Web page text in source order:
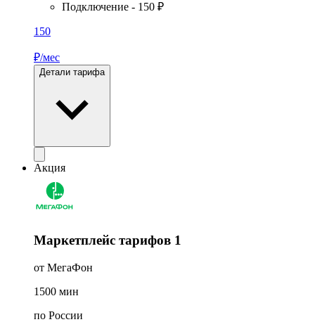
Подключение - 150 ₽
150
₽/мес
Детали тарифа
Акция
Маркетплейс тарифов 1
от МегаФон
1500 мин
по России